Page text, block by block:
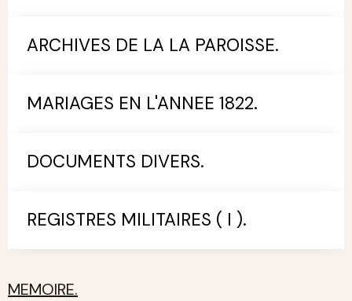
ARCHIVES DE LA LA PAROISSE.
MARIAGES EN L'ANNEE 1822.
DOCUMENTS DIVERS.
REGISTRES MILITAIRES ( I ).
MEMOIRE.